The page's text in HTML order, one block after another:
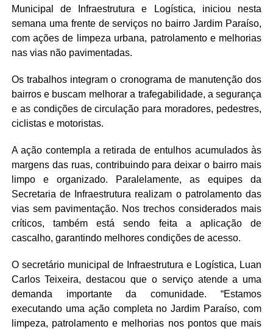
Municipal de Infraestrutura e Logística, iniciou nesta
semana uma frente de serviços no bairro Jardim Paraíso,
com ações de limpeza urbana, patrolamento e melhorias
nas vias não pavimentadas.
Os trabalhos integram o cronograma de manutenção dos
bairros e buscam melhorar a trafegabilidade, a segurança
e as condições de circulação para moradores, pedestres,
ciclistas e motoristas.
A ação contempla a retirada de entulhos acumulados às
margens das ruas, contribuindo para deixar o bairro mais
limpo e organizado. Paralelamente, as equipes da
Secretaria de Infraestrutura realizam o patrolamento das
vias sem pavimentação. Nos trechos considerados mais
críticos, também está sendo feita a aplicação de
cascalho, garantindo melhores condições de acesso.
O secretário municipal de Infraestrutura e Logística, Luan
Carlos Teixeira, destacou que o serviço atende a uma
demanda importante da comunidade. “Estamos
executando uma ação completa no Jardim Paraíso, com
limpeza, patrolamento e melhorias nos pontos que mais